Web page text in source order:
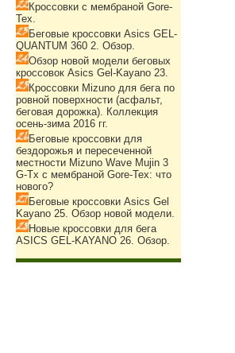
Кроссовки с мембраной Gore-
Tex.
Беговые кроссовки Asics GEL-
QUANTUM 360 2. Обзор.
Обзор новой модели беговых
кроссовок Asics Gel-Kayano 23.
Кроссовки Mizuno для бега по
ровной поверхности (асфальт,
беговая дорожка). Коллекция
осень-зима 2016 гг.
Беговые кроссовки для
бездорожья и пересеченной
местности Mizuno Wave Mujin 3
G-Tx с мембраной Gore-Tex: что
нового?
Беговые кроссовки Asics Gel
Kayano 25. Обзор новой модели.
Новые кроссовки для бега
ASICS GEL-KAYANO 26. Обзор.